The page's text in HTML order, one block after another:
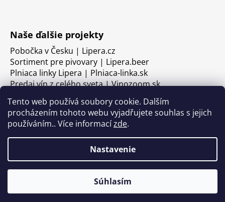
Tento web používá soubory cookie. Dalším
procházením tohoto webu vyjadřujete souhlas s jejich
používáním.. Více informacízde.
Nastavenie
Súhlasím
Naše ďalšie projekty
Pobočka v Česku | Lipera.cz
Sortiment pre pivovary | Lipera.beer
Plniaca linky Lipera | Plniaca-linka.sk
Predaj vín z celého sveta | Vinozoom.sk
Vytvoril Shoptet
Copyright 2026LIPERA. Všetky práva vyhradené.